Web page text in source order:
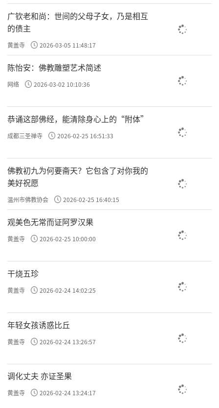
广钦老和尚：世间的父母子女，乃是相互
的债主
黄盖寺 2026-03-05 11:48:17
陈怡安：佛教雕塑艺术简述
网络 2026-03-02 10:10:36
恭诵这部佛经，能清除身心上的“附体”
成都三圣禅寺 2026-02-25 16:51:33
佛教初九为何要斋天？它包含了对你我的
美好祝愿
温州市佛教协会 2026-02-25 16:40:15
观美色无常而证阿罗汉果
黄盖寺 2026-02-25 10:00:00
干烧五珍
黄盖寺 2026-02-24 14:02:25
年轻女孩诱惑比丘
黄盖寺 2026-02-24 13:26:57
调化丈夫 亦证圣果
黄盖寺 2026-02-24 13:24:17